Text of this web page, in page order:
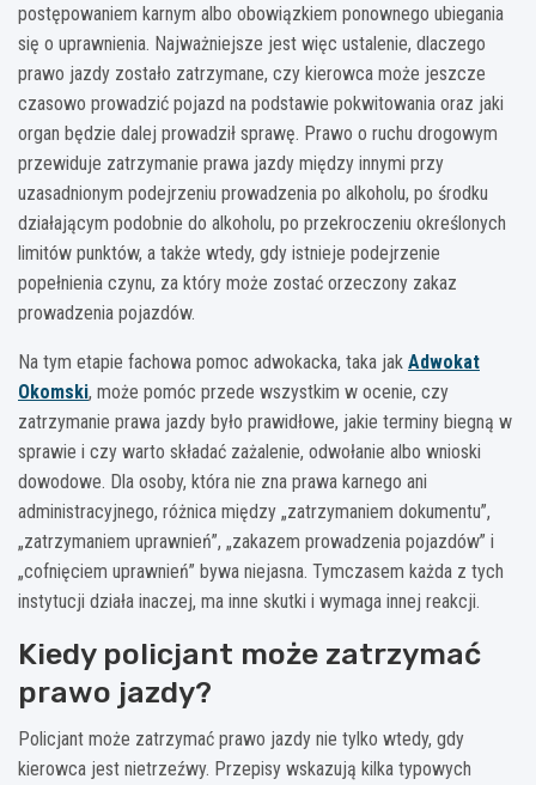
postępowaniem karnym albo obowiązkiem ponownego ubiegania
się o uprawnienia. Najważniejsze jest więc ustalenie, dlaczego
prawo jazdy zostało zatrzymane, czy kierowca może jeszcze
czasowo prowadzić pojazd na podstawie pokwitowania oraz jaki
organ będzie dalej prowadził sprawę. Prawo o ruchu drogowym
przewiduje zatrzymanie prawa jazdy między innymi przy
uzasadnionym podejrzeniu prowadzenia po alkoholu, po środku
działającym podobnie do alkoholu, po przekroczeniu określonych
limitów punktów, a także wtedy, gdy istnieje podejrzenie
popełnienia czynu, za który może zostać orzeczony zakaz
prowadzenia pojazdów.
Na tym etapie fachowa pomoc adwokacka, taka jak Adwokat
Okomski, może pomóc przede wszystkim w ocenie, czy
zatrzymanie prawa jazdy było prawidłowe, jakie terminy biegną w
sprawie i czy warto składać zażalenie, odwołanie albo wnioski
dowodowe. Dla osoby, która nie zna prawa karnego ani
administracyjnego, różnica między „zatrzymaniem dokumentu”,
„zatrzymaniem uprawnień”, „zakazem prowadzenia pojazdów” i
„cofnięciem uprawnień” bywa niejasna. Tymczasem każda z tych
instytucji działa inaczej, ma inne skutki i wymaga innej reakcji.
Kiedy policjant może zatrzymać
prawo jazdy?
Policjant może zatrzymać prawo jazdy nie tylko wtedy, gdy
kierowca jest nietrzeźwy. Przepisy wskazują kilka typowych